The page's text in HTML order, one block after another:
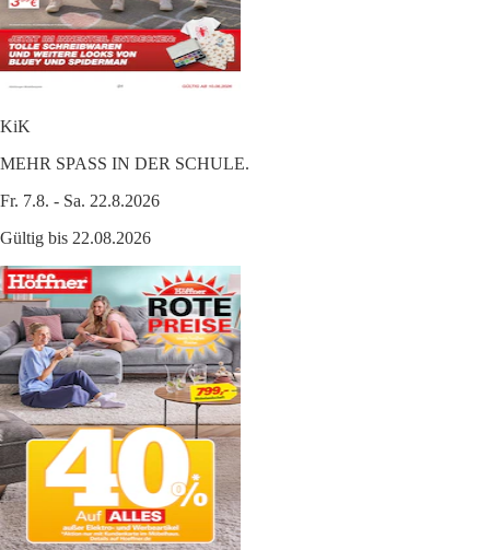
KiK
MEHR SPASS IN DER SCHULE.
Fr. 7.8. - Sa. 22.8.2026
Gültig bis 22.08.2026